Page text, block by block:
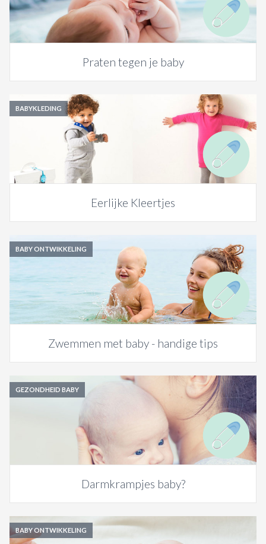
Praten tegen je baby
BABYKLEDING
Eerlijke Kleertjes
BABY ONTWIKKELING
Zwemmen met baby - handige tips
GEZONDHEID BABY
Darmkrampjes baby?
BABY ONTWIKKELING